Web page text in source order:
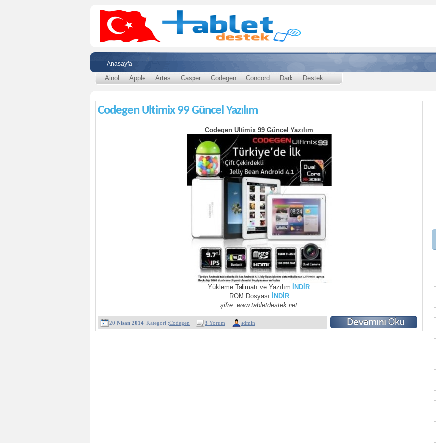
Anasayfa
Ainol Apple Artes Casper Codegen Concord Dark Destek
Codegen Ultimix 99 Güncel Yazılım
Codegen Ultimix 99 Güncel Yazılım
Yükleme Talimatı ve Yazılım İNDİR
ROM Dosyası
İNDİR
şifre: www.tabletdestek.net
20 Nisan 2014 Kategori :Codegen 3 Yorum admin